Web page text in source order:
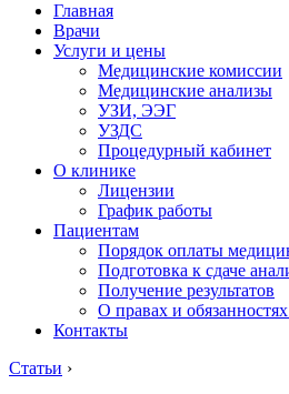
Главная
Врачи
Услуги и цены
Медицинские комиссии
Медицинские анализы
УЗИ, ЭЭГ
УЗДС
Процедурный кабинет
О клинике
Лицензии
График работы
Пациентам
Порядок оплаты
Подготовка к сдаче
Получение результатов
О правах и
Контакты
Статьи ›